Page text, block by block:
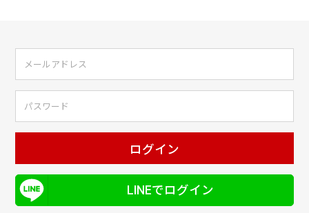
ログイン
LINEでログイン